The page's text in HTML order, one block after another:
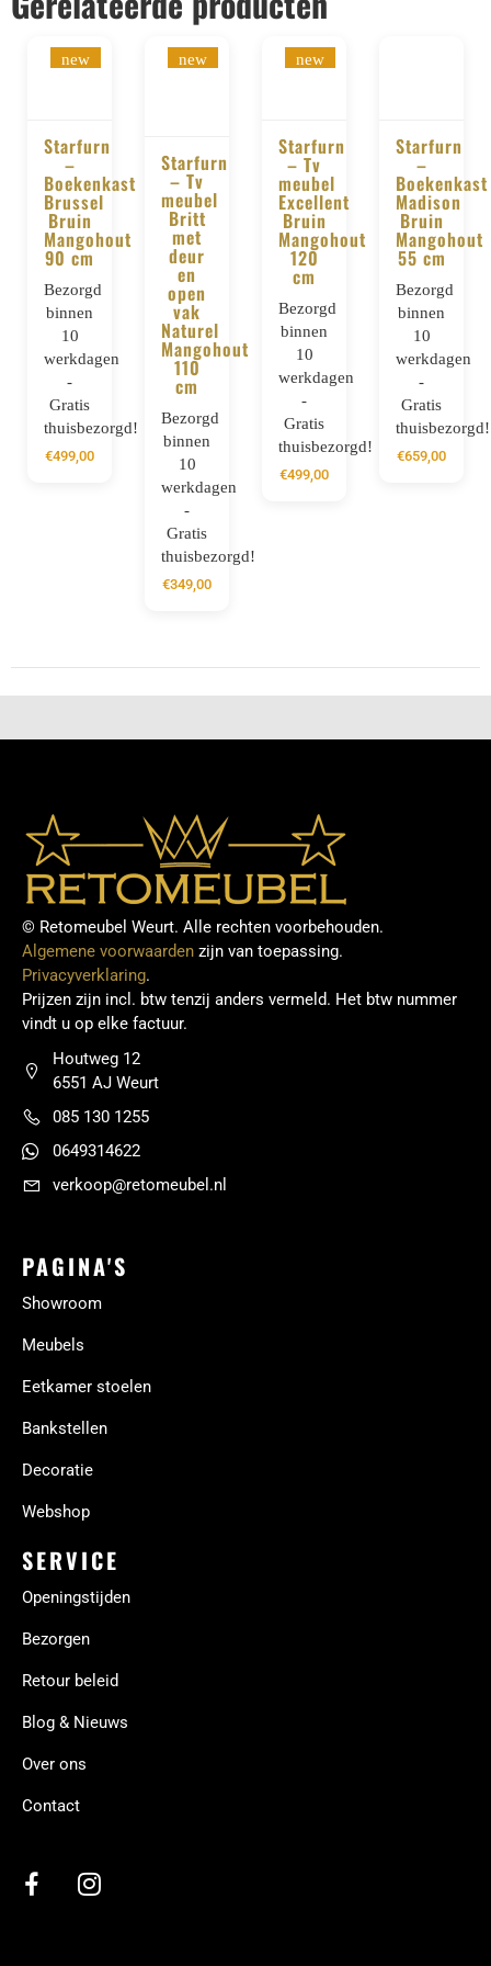
BESTELLEN
new
Starfurn
–
Boekenkast
Brussel
Bruin
Mangohout
90 cm
Bezorgd
binnen
10
werkdagen
-
Gratis
thuisbezorgd!
€499,00
BESTELLEN
new
Starfurn
– Tv
meubel
Britt
met
deur
en
open
vak
Naturel
Mangohout
110
cm
Bezorgd
binnen
10
werkdagen
-
Gratis
thuisbezorgd!
€349,00
BESTELLEN
new
Starfurn
– Tv
meubel
Excellent
Bruin
Mangohout
120
cm
Bezorgd
binnen
10
werkdagen
-
Gratis
thuisbezorgd!
€499,00
BESTELLEN
Starfurn
–
Boekenkast
Madison
Bruin
Mangohout
55 cm
Bezorgd
binnen
10
werkdagen
-
Gratis
thuisbezorgd!
€659,00
© Retomeubel Weurt. Alle rechten voorbehouden.
Algemene voorwaarden zijn van toepassing.
Privacyverklaring.
Prijzen zijn incl. btw tenzij anders vermeld. Het btw nummer
vindt u op elke factuur.
Houtweg 12
6551 AJ Weurt
085 130 1255
0649314622
verkoop@retomeubel.nl
PAGINA'S
Showroom
Meubels
Eetkamer stoelen
Bankstellen
Decoratie
Webshop
SERVICE
Openingstijden
Bezorgen
Retour beleid
Blog & Nieuws
Over ons
Contact